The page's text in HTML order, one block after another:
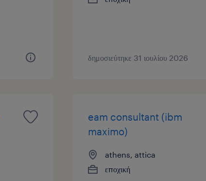
δημοσιεύτηκε 31 ιουλίου 2026
eam consultant (ibm
maximo)
athens, attica
εποχική